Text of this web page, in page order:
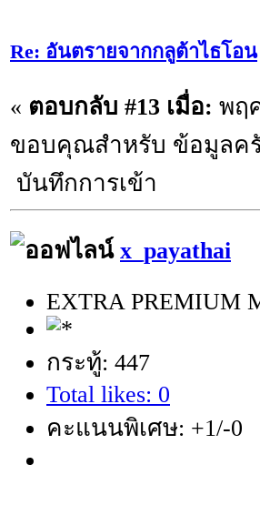
Re: อันตรายจากกลูต้าไธโอน
« ตอบกลับ #13 เมื่อ: พฤ
ขอบคุณสำหรับ ข้อมูลค
บันทึกการเข้า
x_payathai
EXTRA PREMIUM
กระทู้: 447
Total likes: 0
คะแนนพิเศษ: +1/-0